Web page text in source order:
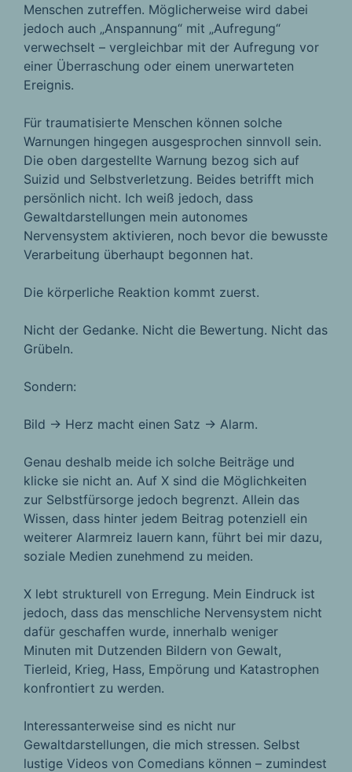
Menschen zutreffen. Möglicherweise wird dabei
jedoch auch „Anspannung“ mit „Aufregung“
verwechselt – vergleichbar mit der Aufregung vor
einer Überraschung oder einem unerwarteten
Ereignis.
Für traumatisierte Menschen können solche
Warnungen hingegen ausgesprochen sinnvoll sein.
Die oben dargestellte Warnung bezog sich auf
Suizid und Selbstverletzung. Beides betrifft mich
persönlich nicht. Ich weiß jedoch, dass
Gewaltdarstellungen mein autonomes
Nervensystem aktivieren, noch bevor die bewusste
Verarbeitung überhaupt begonnen hat.
Die körperliche Reaktion kommt zuerst.
Nicht der Gedanke. Nicht die Bewertung. Nicht das
Grübeln.
Sondern:
Bild → Herz macht einen Satz → Alarm.
Genau deshalb meide ich solche Beiträge und
klicke sie nicht an. Auf X sind die Möglichkeiten
zur Selbstfürsorge jedoch begrenzt. Allein das
Wissen, dass hinter jedem Beitrag potenziell ein
weiterer Alarmreiz lauern kann, führt bei mir dazu,
soziale Medien zunehmend zu meiden.
X lebt strukturell von Erregung. Mein Eindruck ist
jedoch, dass das menschliche Nervensystem nicht
dafür geschaffen wurde, innerhalb weniger
Minuten mit Dutzenden Bildern von Gewalt,
Tierleid, Krieg, Hass, Empörung und Katastrophen
konfrontiert zu werden.
Interessanterweise sind es nicht nur
Gewaltdarstellungen, die mich stressen. Selbst
lustige Videos von Comedians können – zumindest